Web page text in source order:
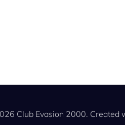
Club Evasion 2000. Created